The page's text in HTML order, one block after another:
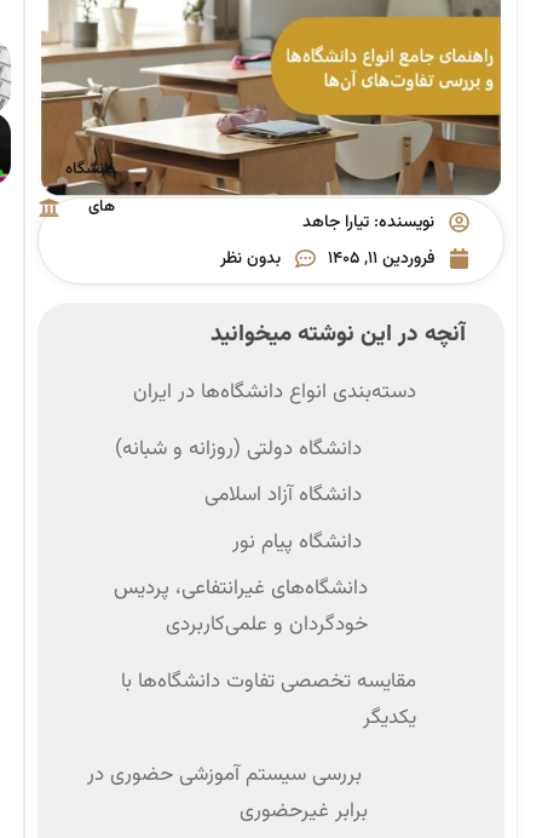
نویسنده: تیارا جاهد
فروردین ۱۱, ۱۴۰۵
بدون نظر
دانشگاه
های
آنچه در این نوشته میخوانید
دسته‌بندی انواع دانشگاه‌ها در ایران
دانشگاه دولتی (روزانه و شبانه)
دانشگاه آزاد اسلامی
دانشگاه پیام نور
دانشگاه‌های غیرانتفاعی، پردیس
خودگردان و علمی‌کاربردی
مقایسه تخصصی تفاوت دانشگاه‌ها با
یکدیگر
بررسی سیستم آموزشی حضوری در
برابر غیرحضوری